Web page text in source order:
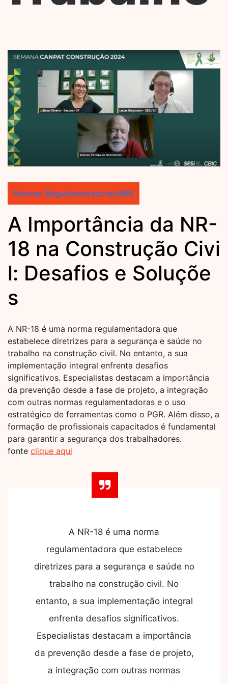
Normas Regulamentadoras(NR)
A Importância da NR-
18 na Construção Civi
l: Desafios e Soluçõe
s
A NR-18 é uma norma regulamentadora que
estabelece diretrizes para a segurança e saúde no
trabalho na construção civil. No entanto, a sua
implementação integral enfrenta desafios
significativos. Especialistas destacam a importância
da prevenção desde a fase de projeto, a integração
com outras normas regulamentadoras e o uso
estratégico de ferramentas como o PGR. Além disso, a
formação de profissionais capacitados é fundamental
para garantir a segurança dos trabalhadores.
fonte clique aqui
A NR-18 é uma norma
regulamentadora que estabelece
diretrizes para a segurança e saúde no
trabalho na construção civil. No
entanto, a sua implementação integral
enfrenta desafios significativos.
Especialistas destacam a importância
da prevenção desde a fase de projeto,
a integração com outras normas